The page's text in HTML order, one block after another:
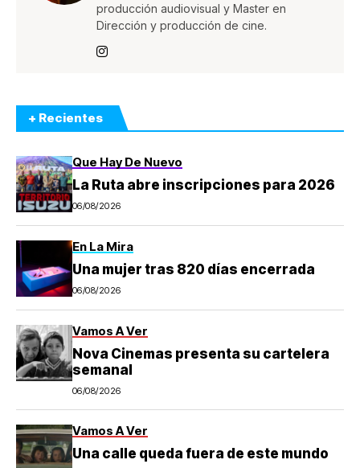
producción audiovisual y Master en
Dirección y producción de cine.
+ Recientes
Que Hay De Nuevo
La Ruta abre inscripciones para 2026
06/08/2026
En La Mira
Una mujer tras 820 días encerrada
06/08/2026
Vamos A Ver
Nova Cinemas presenta su cartelera
semanal
06/08/2026
Vamos A Ver
Una calle queda fuera de este mundo